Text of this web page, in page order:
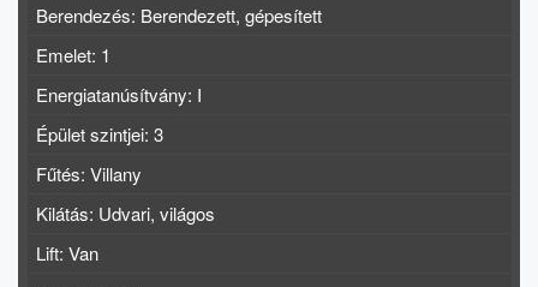
Berendezés: Berendezett, gépesített
Emelet: 1
Energiatanúsítvány: I
Épület szintjei: 3
Fűtés: Villany
Kilátás: Udvari, világos
Lift: Van